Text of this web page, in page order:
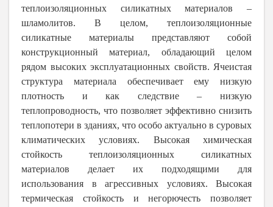
теплоизоляционных силикатных материалов –
шламолитов. В целом, теплоизоляционные
силикатные материалы представляют собой
конструкционный материал, обладающий целом
рядом высоких эксплуатационных свойств. Ячеистая
структура материала обеспечивает ему низкую
плотность и как следствие – низкую
теплопроводность, что позволяет эффективно снизить
теплопотери в зданиях, что особо актуально в суровых
климатических условиях. Высокая химическая
стойкость теплоизоляционных силикатных
материалов делает их подходящими для
использования в агрессивных условиях. Высокая
термическая стойкость и негорючесть позволяет